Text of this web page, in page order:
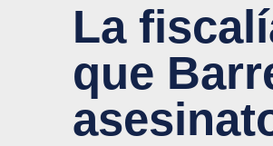
La
que